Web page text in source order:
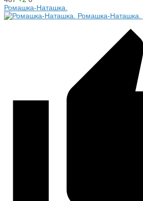
Ромашка-Наташка.
Ромашка-Наташка.